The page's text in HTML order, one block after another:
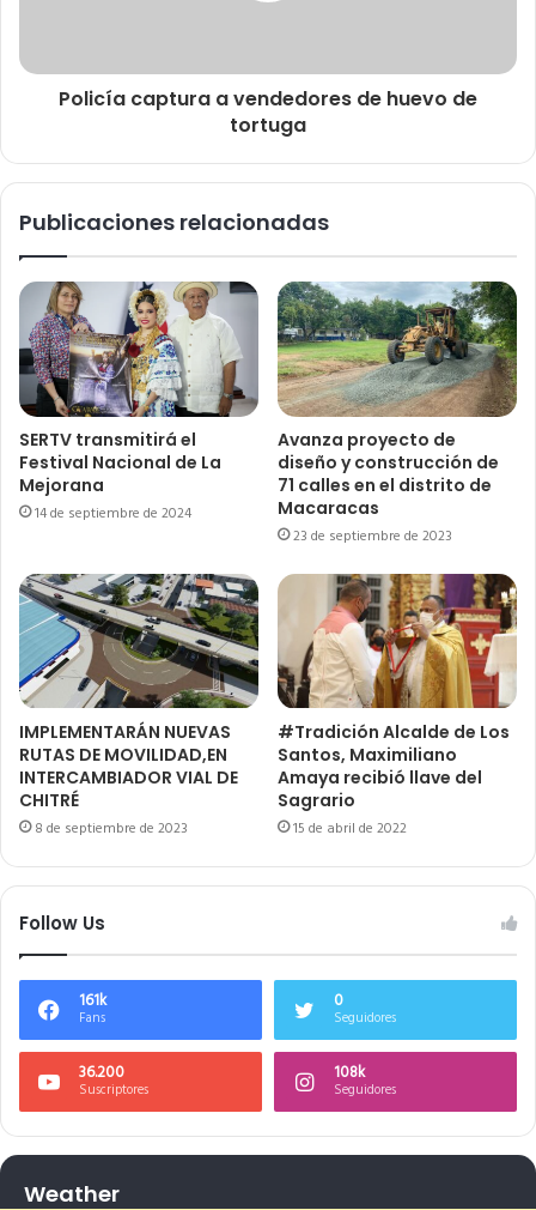
Policía captura a vendedores de huevo de
tortuga
Publicaciones relacionadas
SERTV transmitirá el
Festival Nacional de La
Mejorana
14 de septiembre de 2024
Avanza proyecto de
diseño y construcción de
71 calles en el distrito de
Macaracas
23 de septiembre de 2023
IMPLEMENTARÁN NUEVAS
RUTAS DE MOVILIDAD,EN
INTERCAMBIADOR VIAL DE
CHITRÉ
8 de septiembre de 2023
#Tradición Alcalde de Los
Santos, Maximiliano
Amaya recibió llave del
Sagrario
15 de abril de 2022
Follow Us
161k
Fans
0
Seguidores
36.200
Suscriptores
108k
Seguidores
Weather